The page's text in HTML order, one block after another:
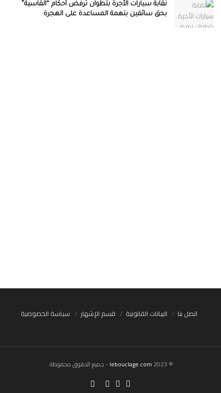
نقابة سيارات الأجرة بتطوان ترفض أحكام “القاسية”
بحق سائقين بتهمة المساعدة على الهجرة
اتصل بنا البيانات القانونية قسم الإشهار سياسة الخصوصية
© 2023
lebouclage.com- جميع الحقوق محفوظة.